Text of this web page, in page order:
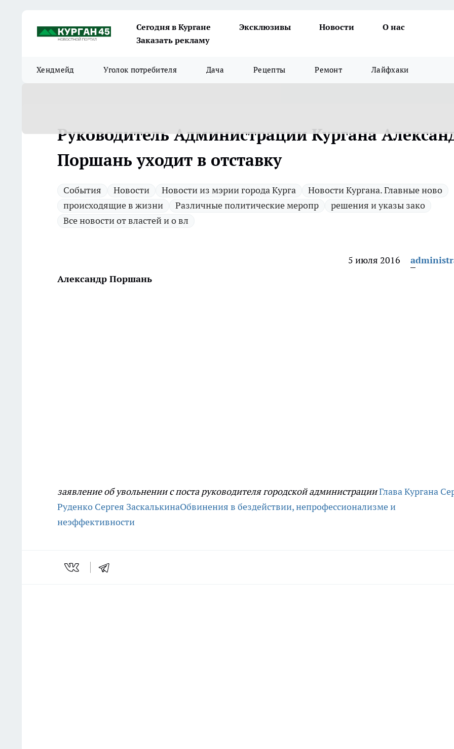
Сегодня в Кургане Эксклюзивы Новости
О нас
Заказать рекламу
Хендмейд Уголок потребителя Дача Рецепты Ремонт Лайфхаки
Руководитель Администрации Кургана
Поршань уходит в отставку
Cобытия Новости Новости из мэрии города Курга
Новости Кургана. Главные ново
происходящие в жизни
Различные политические меропр
решения и указы зако
Все новости от властей и о вл
5 июля 2016
Александр Поршань
заявление об увольнении с поста руководителя городской администрацииГлава Кургана
Руденко Сергея ЗаскалькинаОбвинения в бездействии, непрофессионализме и
неэффективности